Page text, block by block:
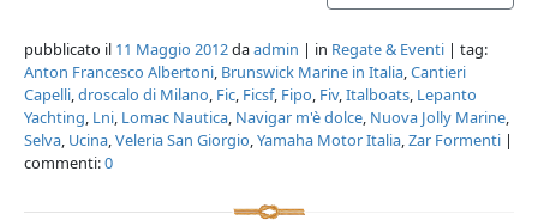
pubblicato il 11 Maggio 2012daadmin | in Regate & Eventi | tag:
Anton Francesco Albertoni, Brunswick Marine in Italia,Cantieri
Capelli,droscalo di Milano, Fic, Ficsf, Fipo, Fiv,Italboats, Lepanto
Yachting, Lni, Lomac Nautica, Navigar m'è dolce, Nuova Jolly Marine,
Selva, Ucina,Veleria San Giorgio,Yamaha Motor Italia,Zar Formenti |
commenti:0